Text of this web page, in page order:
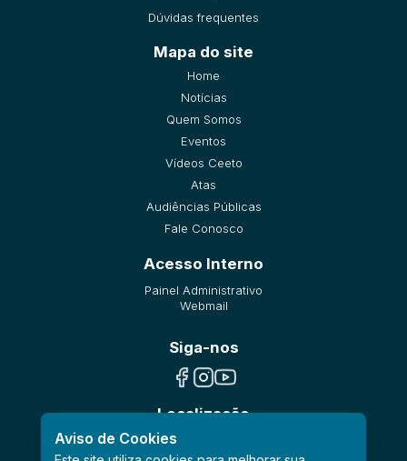
Aviso de Cookies
Dúvidas frequentes
Mapa do site
Home
Notícias
Quem Somos
Eventos
Vídeos Ceeto
Atas
Audiências Públicas
Fale Conosco
Acesso Interno
Painel Administrativo
Webmail
Siga-nos
Localização